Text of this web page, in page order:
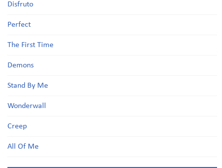
Disfruto
Perfect
The First Time
Demons
Stand By Me
Wonderwall
Creep
All Of Me